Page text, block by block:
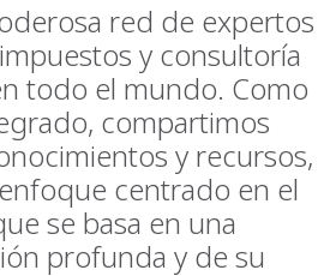
red de expertos
y consultoría
todo el mundo. Como
compartimos
y recursos,
centrado en el
se basa en una
profunda y de su